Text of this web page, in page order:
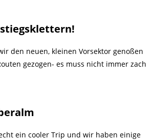
den neuen, kleinen Vorsektor genoßen
gezogen- es muss nicht immer zach
ein cooler Trip und wir haben einige